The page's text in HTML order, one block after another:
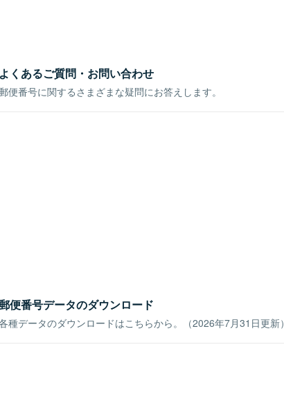
よくあるご質問・お問い合わせ
便番号に関するさまざまな疑問にお答えします。
便番号データのダウンロード
種データのダウンロードはこちらから。（2026年7月31日更新）